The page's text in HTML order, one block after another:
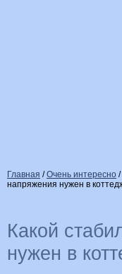
Главная /Очень интересно /
напряжения нужен в
Какой
нужен в